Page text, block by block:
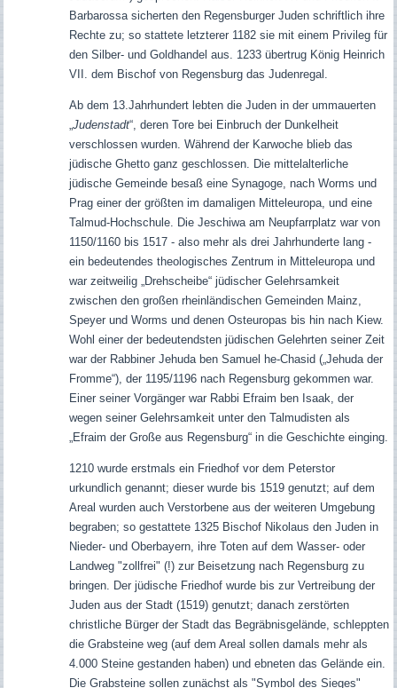
Barbarossa sicherten den Regensburger Juden schriftlich ihre
Rechte zu; so stattete letzterer 1182 sie mit einem Privileg für
den Silber- und Goldhandel aus. 1233 übertrug König Heinrich
VII. dem Bischof von Regensburg das Judenregal.
Ab dem 13.Jahrhundert lebten die Juden in der ummauerten
„Judenstadt“, deren Tore bei Einbruch der Dunkelheit
verschlossen wurden. Während der Karwoche blieb das
jüdische Ghetto ganz geschlossen. Die mittelalterliche
jüdische Gemeinde besaß eine Synagoge, nach Worms und
Prag einer der größten im damaligen Mitteleuropa, und eine
Talmud-Hochschule. Die Jeschiwa am Neupfarrplatz war von
1150/1160 bis 1517 - also mehr als drei Jahrhunderte lang -
ein bedeutendes theologisches Zentrum in Mitteleuropa und
war zeitweilig „Drehscheibe“ jüdischer Gelehrsamkeit
zwischen den großen rheinländischen Gemeinden Mainz,
Speyer und Worms und denen Osteuropas bis hin nach Kiew.
Wohl einer der bedeutendsten jüdischen Gelehrten seiner Zeit
war der Rabbiner Jehuda ben Samuel he-Chasid („Jehuda der
Fromme“), der 1195/1196 nach Regensburg gekommen war.
Einer seiner Vorgänger war Rabbi Efraim ben Isaak, der
wegen seiner Gelehrsamkeit unter den Talmudisten als
„Efraim der Große aus Regensburg“ in die Geschichte einging.
1210 wurde erstmals ein Friedhof vor dem Peterstor
urkundlich genannt; dieser wurde bis 1519 genutzt; auf dem
Areal wurden auch Verstorbene aus der weiteren Umgebung
begraben; so gestattete 1325 Bischof Nikolaus den Juden in
Nieder- und Oberbayern, ihre Toten auf dem Wasser- oder
Landweg "zollfrei" (!) zur Beisetzung nach Regensburg zu
bringen. Der jüdische Friedhof wurde bis zur Vertreibung der
Juden aus der Stadt (1519) genutzt; danach zerstörten
christliche Bürger der Stadt das Begräbnisgelände, schleppten
die Grabsteine weg (auf dem Areal sollen damals mehr als
4.000 Steine gestanden haben) und ebneten das Gelände ein.
Die Grabsteine sollen zunächst als "Symbol des Sieges"